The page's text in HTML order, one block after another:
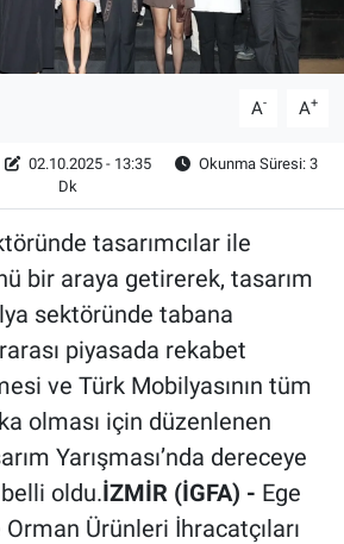
A- A+
02.10.2025 - 13:35
Okunma Süresi: 3
Dk
tasarımcılar ile
bir araya getirerek, tasarım
sektöründe tabana
piyasada rekabet
ve Türk Mobilyasının tüm
olması için düzenlenen
Yarışması’nda dereceye
oldu.İZMİR (İGFA) - Ege
Ürünleri İhracatçıları